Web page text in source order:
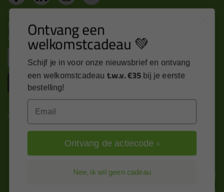
Nieuws, tips en exclusieve deals rechtstreeks in je
inbox
Inschrijven
Kitcentrum is trots op:
Alle prijzen zijn in EURO en excl. 21% BTW
wijzig naar incl. BTW
Ontvang een
welkomstcadeau 💚
Schijf je in voor onze nieuwsbrief en ontvang
een welkomstcadeau t.w.v. €35 bij je eerste
bestelling!
Ontvang de actiecode ›
Nee, ik wil geen cadeau